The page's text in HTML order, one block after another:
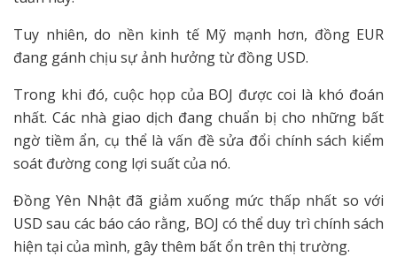
Tuy nhiên, do nền kinh tế Mỹ mạnh hơn, đồng EUR
đang gánh chịu sự ảnh hưởng từ đồng USD.
Trong khi đó, cuộc họp của BOJ được coi là khó đoán
nhất. Các nhà giao dịch đang chuẩn bị cho những bất
ngờ tiềm ẩn, cụ thể là vấn đề sửa đổi chính sách kiểm
soát đường cong lợi suất của nó.
Đồng Yên Nhật đã giảm xuống mức thấp nhất so với
USD sau các báo cáo rằng, BOJ có thể duy trì chính sách
hiện tại của mình, gây thêm bất ổn trên thị trường.